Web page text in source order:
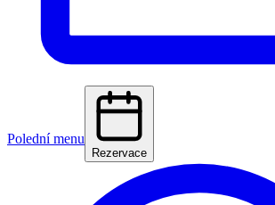
Polední menu
Rezervace